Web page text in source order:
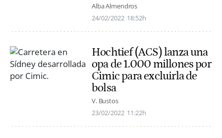
Alba Almendros
24/02/2022 18:52h
Hochtief (ACS) lanza una
opa de 1.000 millones por
Cimic para excluirla de
bolsa
V. Bustos
23/02/2022 11:22h